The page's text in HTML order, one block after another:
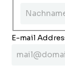
E-mail